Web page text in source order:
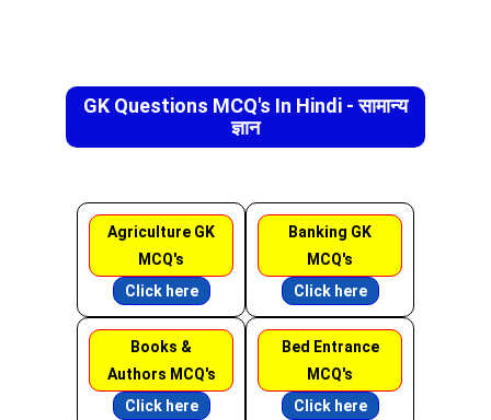
GK Questions MCQ's In Hindi - सामान्य
ज्ञान
Agriculture GK
MCQ's
Click here
Banking GK
MCQ's
Click here
Books &
Authors MCQ's
Click here
Bed Entrance
MCQ's
Click here